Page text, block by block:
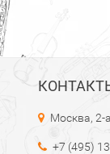
Москва, 2-
+7 (495)